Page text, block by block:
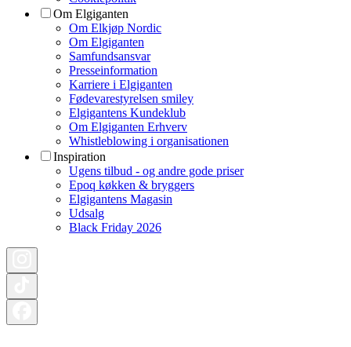
Om Elgiganten
Om Elkjøp Nordic
Om Elgiganten
Samfundsansvar
Presseinformation
Karriere i Elgiganten
Fødevarestyrelsen smiley
Elgigantens Kundeklub
Om Elgiganten Erhverv
Whistleblowing i organisationen
Inspiration
Ugens tilbud - og andre gode priser
Epoq køkken & bryggers
Elgigantens Magasin
Udsalg
Black Friday 2026